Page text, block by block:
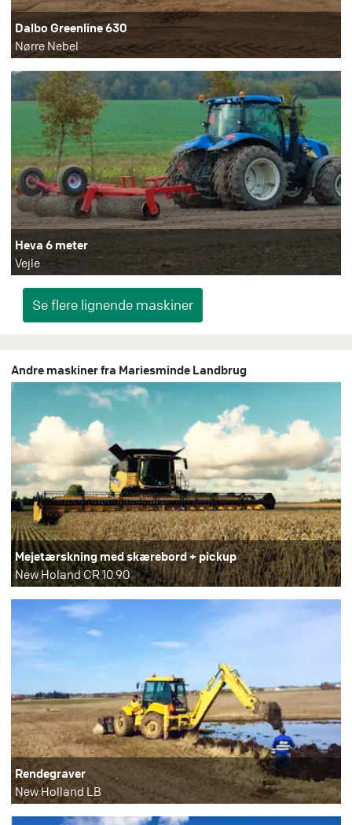
Dalbo Greenline 630
Nørre Nebel
Heva 6 meter
Vejle
Andre maskiner fra Mariesminde Landbrug
Mejetærskning med skærebord + pickup
New Holand CR 10.90
Rendegraver
New Holland LB